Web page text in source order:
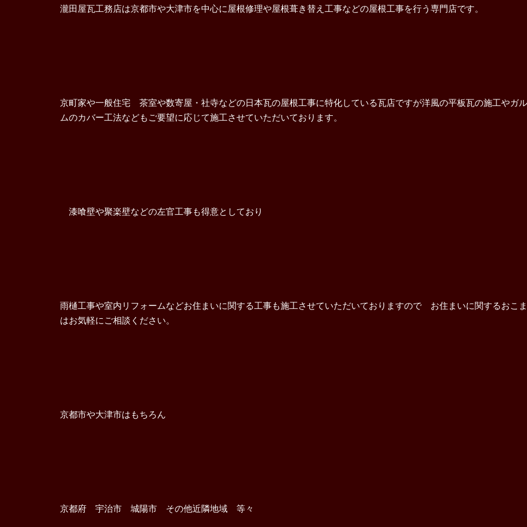
瀧田屋瓦工務店は京都市や大津市を中心に屋根修理や屋根葺き替え工事などの屋根工事を行う専門店です。
京町家や一般住宅 茶室や数寄屋・社寺などの日本瓦の屋根工事に特化している瓦店ですが洋風の平板瓦の施工やガ
ムのカバー工法などもご要望に応じて施工させていただいております。
漆喰壁や聚楽壁などの左官工事も得意としており
雨樋工事や室内リフォームなどお住まいに関する工事も施工させていただいておりますので お住まいに関するおこ
はお気軽にご相談ください。
京都市や大津市はもちろん
京都府 宇治市 城陽市 その他近隣地域 等々